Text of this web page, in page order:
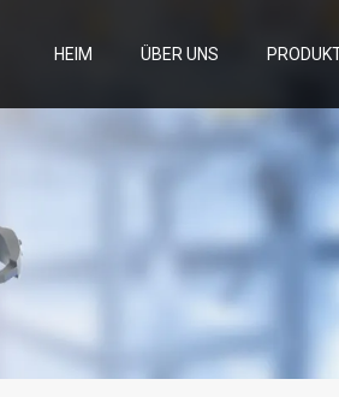
HEIM ÜBER UNS